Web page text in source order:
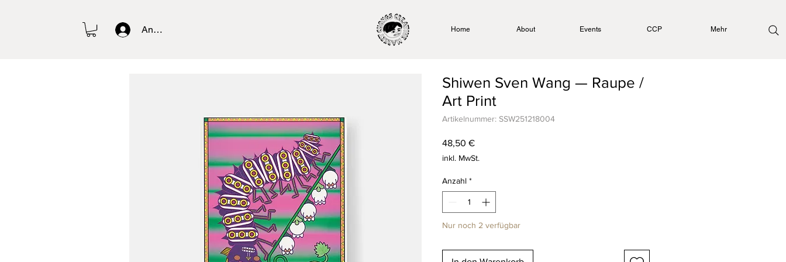
Anmelden Home About Events CCP Mehr
Shiwen Sven Wang — Raupe /
Art Print
Artikelnummer: SSW251218004
48,50 €Preis
inkl. MwSt.
Anzahl *
Nur noch 2 verfügbar